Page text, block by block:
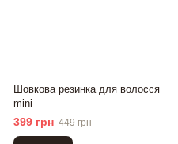
Шовкова резинка для волосся
mini
399 грн 449 грн